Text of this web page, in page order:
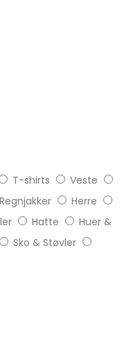
T-shirts
Veste
Regnjakker
Herre
Hatte
Huer &
Sko & Støvler